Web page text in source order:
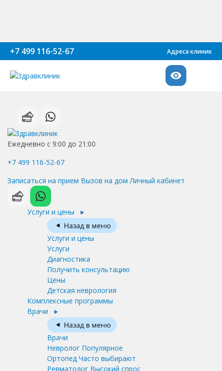
+7 499 116-52-67 Адреса клиник
Ежедневно с 9:00 до 21:00
+7 499 116-52-67
Записаться на прием Вызов на дом Личный кабинет
Услуги и цены
Услуги и цены
Услуги
Диагностика
Получить консультацию
Цены
Детская неврология
Комплексные программы
Врачи
Врачи
Невролог Популярное
Ортопед Часто выбирают
Ревматолог Высокий спрос